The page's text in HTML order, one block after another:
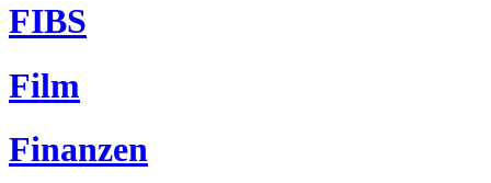
FIBS
Film
Finanzen